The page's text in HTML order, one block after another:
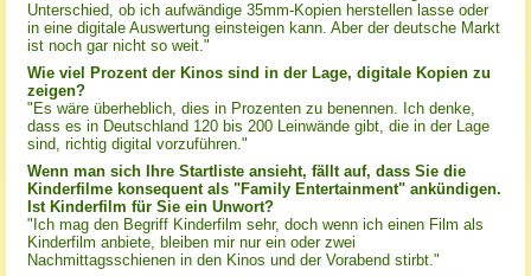
Unterschied, ob ich aufwändige 35mm-Kopien herstellen lasse oder
in eine digitale Auswertung einsteigen kann. Aber der deutsche Markt
ist noch gar nicht so weit."
Wie viel Prozent der Kinos sind in der Lage, digitale Kopien zu
zeigen?
"Es wäre überheblich, dies in Prozenten zu benennen. Ich denke,
dass es in Deutschland 120 bis 200 Leinwände gibt, die in der Lage
sind, richtig digital vorzuführen."
Wenn man sich Ihre Startliste ansieht, fällt auf, dass Sie die
Kinderfilme konsequent als "Family Entertainment" ankündigen.
Ist Kinderfilm für Sie ein Unwort?
"Ich mag den Begriff Kinderfilm sehr, doch wenn ich einen Film als
Kinderfilm anbiete, bleiben mir nur ein oder zwei
Nachmittagsschienen in den Kinos und der Vorabend stirbt."